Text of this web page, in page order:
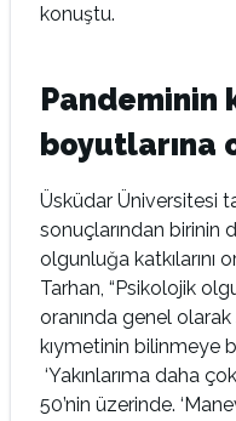
konuştu.
Pandeminin
boyutlarına
Üsküdar Üniversitesi
sonuçlarından birinin
olgunluğa katkılarını
Tarhan, “Psikolojik
oranında genel
kıymetinin bilinmeye
‘Yakınlarıma daha
50’nin üzerinde.